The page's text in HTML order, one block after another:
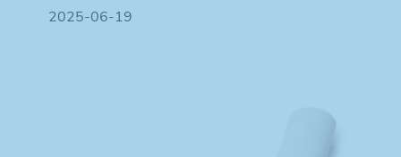
2025-06-19